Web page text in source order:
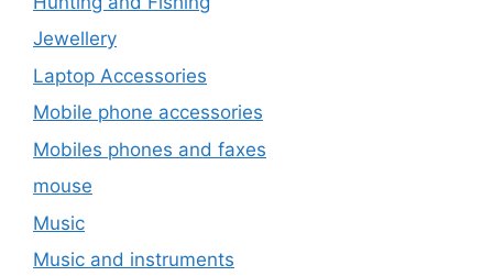
Jewellery
Laptop Accessories
Mobile phone accessories
Mobiles phones and faxes
mouse
Music
Music and instruments